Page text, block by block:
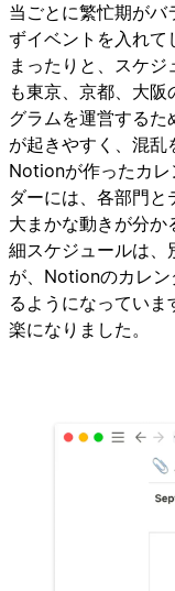
当ごとに繁忙期がバ
ずイベントを入れて
まったりと、スケ
も東京、京都、大
グラムを運営する
が起きやすく、混乱
Notionが作ったカレ
ダーには、各部門
大まかな動きが分か
細スケジュールは、
が、Notionのカレ
るようになってい
楽になりました。